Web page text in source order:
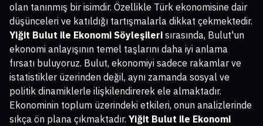
olan tanınmış bir isimdir. Özellikle Türk ekonomisine dair
düşünceleri ve katıldığı tartışmalarla dikkat çekmektedir.
Yiğit Bulut ile Ekonomi Söyleşileri sırasında, Bulut'un
ekonomi anlayışının temel taşlarını daha iyi anlama
fırsatı buluyoruz. Bulut, ekonomiyi sadece rakamlar ve
istatistikler üzerinden değil, aynı zamanda sosyal ve
politik dinamiklerle ilişkilendirerek ele almaktadır.
Ekonominin toplum üzerindeki etkileri, onun analizlerinde
sıkça ön plana çıkmaktadır. Yiğit Bulut ile Ekonomi